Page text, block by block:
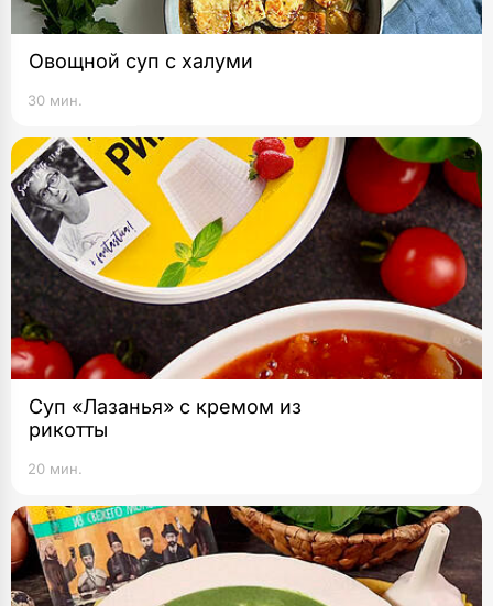
Овощной суп с халуми
30 мин.
Суп «Лазанья» с кремом из
рикотты
20 мин.